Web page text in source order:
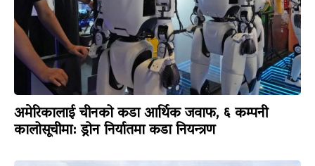
अमेरिकालाई चीनको कडा आर्थिक जवाफ, ६ कम्पनी
कालोसूचीमा: ड्रोन निर्यातमा कडा नियन्त्रण